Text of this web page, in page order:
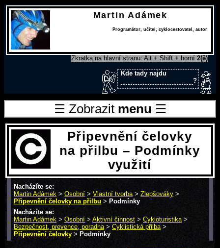
Martin Adámek
Programátor, učitel cyklocestovatel autor
Zkratka na hlavní stranu: Alt + Shift + horní 2(ě)
Kde tady najdu
?
☰ Zobrazit menu ☰
Připevnění čelovky
na přilbu – Podmínky
využití
Nacházíte se:
Martin Adámek >Osobní >Vlastní tvorba>Zlepšováky >
Připevnění čelovky na přilbu > Podmínky
Nacházíte se:
Martin Adámek >Osobní >Aktivní činnost >Cykloturistika >
Bezpečnost, prevence, poradna >Cyklistická přilba >
Připevnění čelovky >Podmínky